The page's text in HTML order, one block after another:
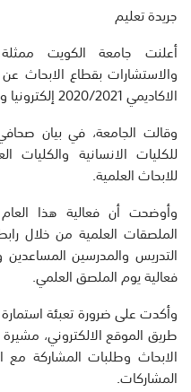
جريدة تعليم
أعلنت جامعة الكويت
والاستشارات بقطاع الابحاث
الاكاديمي 2020/2021 إلكترونيا وذلك في شهر مارس 2021.
وقالت الجامعة، في بيان
للكليات الانسانية والكليات
للابحاث العلمية.
وأوضحت أن فعالية هذا
الملصقات العلمية من خلال
التدريس والمدرسين
فعالية يوم الملصق العلمي.
وأكدت على ضرورة تعبئة
طريق الموقع الالكتروني،
الابحاث وطلبات المشاركة
المشاركات.